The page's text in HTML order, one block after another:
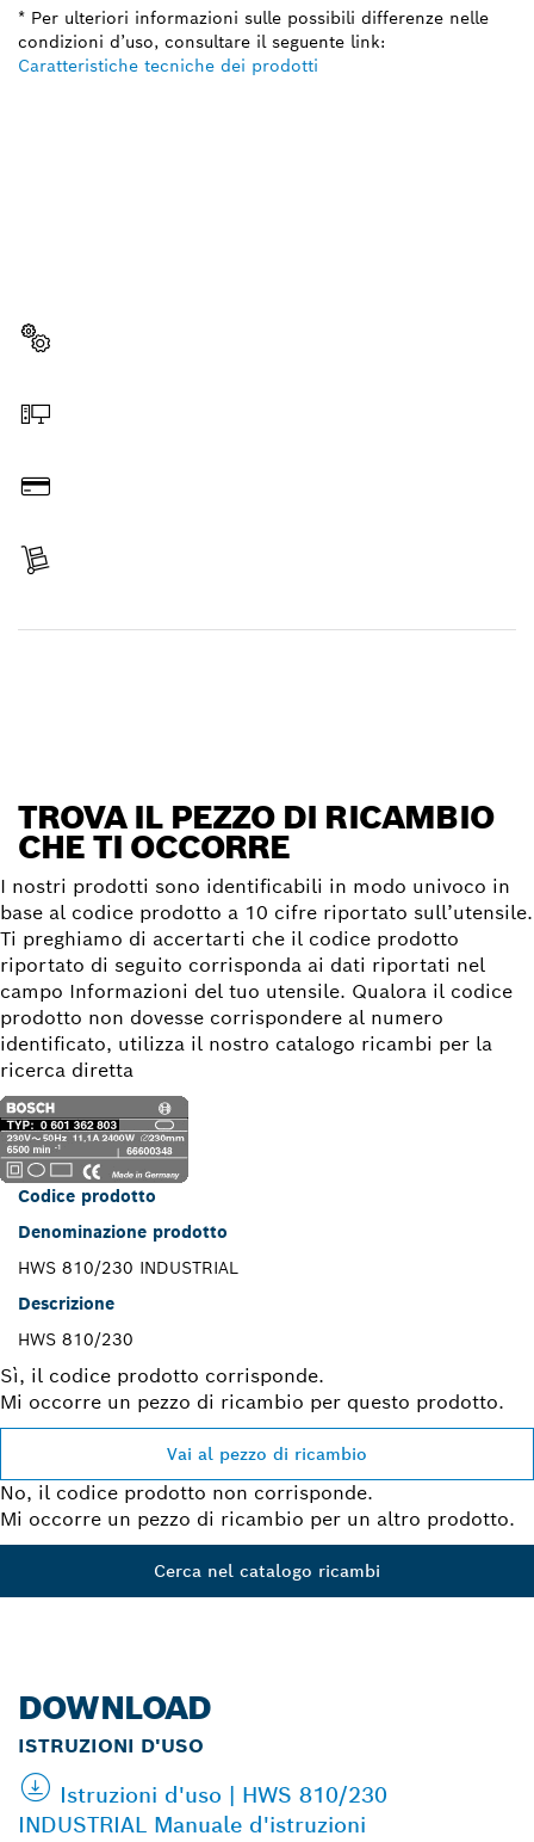
* Per ulteriori informazioni sulle possibili differenze nelle
condizioni d’uso, consultare il seguente link:
Caratteristiche tecniche dei prodotti
TROVA IL PEZZO DI RICAMBIO
CHE TI OCCORRE
I nostri prodotti sono identificabili in modo univoco in
base al codice prodotto a 10 cifre riportato sull’utensile.
Ti preghiamo di accertarti che il codice prodotto
riportato di seguito corrisponda ai dati riportati nel
campo Informazioni del tuo utensile. Qualora il codice
prodotto non dovesse corrispondere al numero
identificato, utilizza il nostro catalogo ricambi per la
ricerca diretta
Codice prodotto
Denominazione prodotto
HWS 810/230 INDUSTRIAL
Descrizione
HWS 810/230
Sì, il codice prodotto corrisponde.
Mi occorre un pezzo di ricambio per questo prodotto.
Vai al pezzo di ricambio
No, il codice prodotto non corrisponde.
Mi occorre un pezzo di ricambio per un altro prodotto.
Cerca nel catalogo ricambi
DOWNLOAD
ISTRUZIONI D'USO
Istruzioni d'uso | HWS 810/230
INDUSTRIAL Manuale d'istruzioni